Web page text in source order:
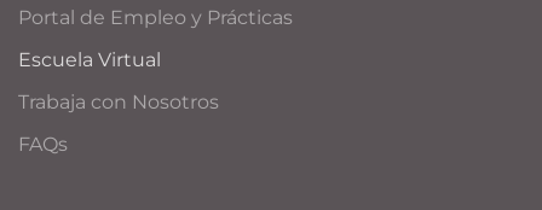
Portal de Empleo y Prácticas
Escuela Virtual
Trabaja con Nosotros
FAQs